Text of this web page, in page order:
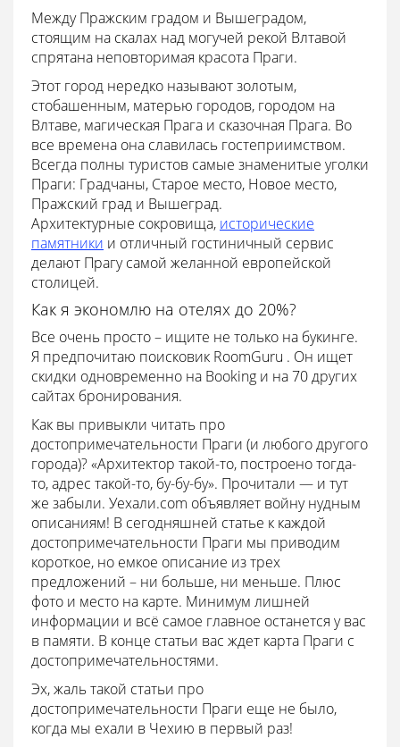
Между Пражским градом и Вышеградом,
стоящим на скалах над могучей рекой Влтавой
спрятана неповторимая красота Праги.
Этот город нередко называют золотым,
стобашенным, матерью городов, городом на
Влтаве, магическая Прага и сказочная Прага. Во
все времена она славилась гостеприимством.
Всегда полны туристов самые знаменитые уголки
Праги: Градчаны, Старое место, Новое место,
Пражский град и Вышеград.
Архитектурные сокровища, исторические
памятники и отличный гостиничный сервис
делают Прагу самой желанной европейской
столицей.
Как я экономлю на отелях до 20%?
Все очень просто – ищите не только на букинге.
Я предпочитаю поисковик RoomGuru . Он ищет
скидки одновременно на Booking и на 70 других
сайтах бронирования.
Как вы привыкли читать про
достопримечательности Праги (и любого другого
города)? «Архитектор такой-то, построено тогда-
то, адрес такой-то, бу-бу-бу». Прочитали — и тут
же забыли. Уехали.com объявляет войну нудным
описаниям! В сегодняшней статье к каждой
достопримечательности Праги мы приводим
короткое, но емкое описание из трех
предложений – ни больше, ни меньше. Плюс
фото и место на карте. Минимум лишней
информации и всё самое главное останется у вас
в памяти. В конце статьи вас ждет карта Праги с
достопримечательностями.
Эх, жаль такой статьи про
достопримечательности Праги еще не было,
когда мы ехали в Чехию в первый раз!